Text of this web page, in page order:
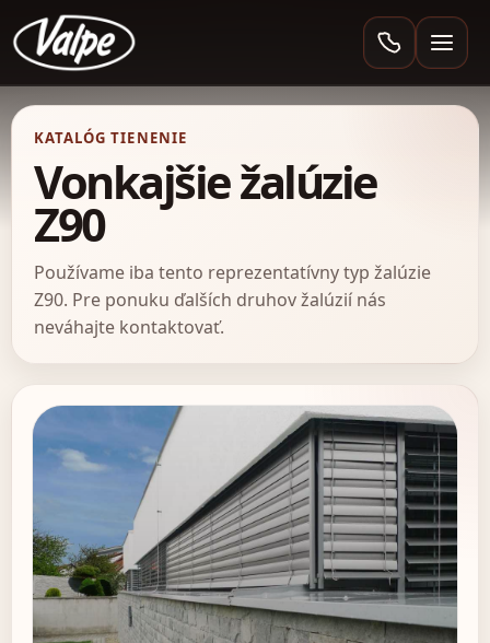
Valpe
KATALÓG TIENENIE
Vonkajšie žalúzie
Z90
Používame iba tento reprezentatívny typ žalúzie
Z90. Pre ponuku ďalších druhov žalúzií nás
neváhajte kontaktovať.